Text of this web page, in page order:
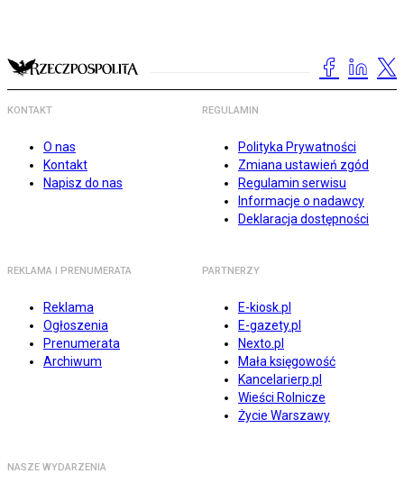
KONTAKT
O nas
Kontakt
Napisz do nas
REGULAMIN
Polityka Prywatności
Zmiana ustawień zgód
Regulamin serwisu
Informacje o nadawcy
Deklaracja dostępności
REKLAMA I PRENUMERATA
Reklama
Ogłoszenia
Prenumerata
Archiwum
PARTNERZY
E-kiosk.pl
E-gazety.pl
Nexto.pl
Mała księgowość
Kancelarierp.pl
Wieści Rolnicze
Życie Warszawy
NASZE WYDARZENIA